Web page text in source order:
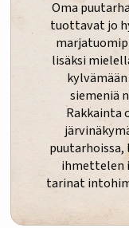
Oma
tuottavat jo
lisäksi
siemeniä
Rakkainta
ihmettelen
tarinat